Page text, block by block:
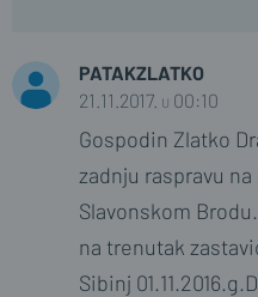
PATAKZLATKO
21.11.2017. u 00:10
Gospodin Zlatko
zadnju raspravu
Slavonskom
na trenutak
Sibinj